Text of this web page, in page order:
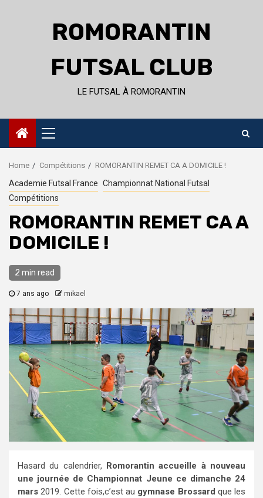
ROMORANTIN
FUTSAL CLUB
LE FUTSAL À ROMORANTIN
Primary
Menu
Home Compétitions ROMORANTIN REMET CA A DOMICILE !
Academie Futsal France Championnat National Futsal
Compétitions
ROMORANTIN REMET CA A
DOMICILE !
2 min read
7 ans ago mikael
Hasard du calendrier, Romorantin accueille à nouveau
une journée de Championnat Jeune ce dimanche 24
mars 2019. Cette fois,c’est au gymnase Brossard que les